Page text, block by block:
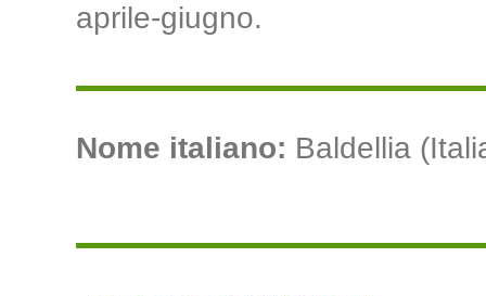
aprile-giugno.
Nome italiano: Baldellia